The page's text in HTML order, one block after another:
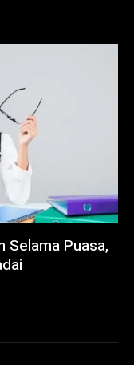
Selama Puasa,